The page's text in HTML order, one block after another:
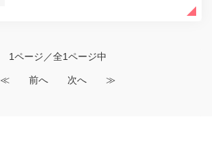
1ページ／全1ページ中
≪ 前へ 次へ ≫